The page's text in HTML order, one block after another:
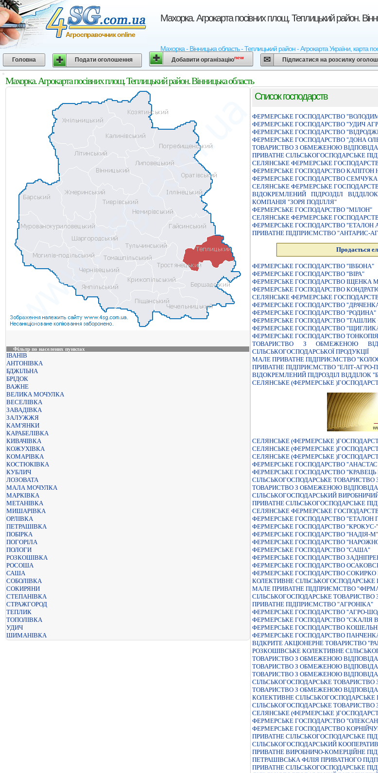
Махорка. Агрокарта посівних площ. Теплицький район.
Махорка - Вінницька область - Теплицький район - Агрокарта України, карта
Агросправочник online
Головна Подати оголошення Добавити організаціюnew Підписатися на розсилку
Махорка. Агрокарта посівних площ. Теплицький район. Вінницька область
Фільтр по населених пунктах
ІВАНІВ
АНТОНІВКА
БДЖІЛЬНА
БРІДОК
ВАЖНЕ
ВЕЛИКА МОЧУЛКА
ВЕСЕЛІВКА
ЗАВАДІВКА
ЗАЛУЖЖЯ
КАМ'ЯНКИ
КАРАБЕЛІВКА
КИВАЧІВКА
КОЖУХІВКА
КОМАРІВКА
КОСТЮКІВКА
КУБЛИЧ
ЛОЗОВАТА
МАЛА МОЧУЛКА
МАРКІВКА
МЕТАНІВКА
МИШАРІВКА
ОРЛІВКА
ПЕТРАШІВКА
ПОБІРКА
ПОГОРІЛА
ПОЛОГИ
РОЗКОШІВКА
РОСОША
САША
СОБОЛІВКА
СОКИРЯНИ
СТЕПАНІВКА
СТРАЖГОРОД
ТЕПЛИК
ТОПОЛІВКА
УДИЧ
ШИМАНІВКА
Список господарств
ФЕРМЕРСЬКЕ ГОСПОДАРСТВО
ФЕРМЕРСЬКЕ ГОСПОДАРСТВО "УДИЧ
ФЕРМЕРСЬКЕ ГОСПОДАРСТВО
ФЕРМЕРСЬКЕ ГОСПОДАРСТВО "ДОНА
ТОВАРИСТВО З ОБМЕЖЕНОЮ
ПРИВАТНЕ СIЛЬСЬКОГОСПОДАРСЬКЕ
СЕЛЯНСЬКЕ ФЕРМЕРСЬКЕ
ФЕРМЕРСЬКЕ ГОСПОДАРСТВО КАПIТОН
ФЕРМЕРСЬКЕ ГОСПОДАРСТВО
СЕЛЯНСЬКЕ ФЕРМЕРСЬКЕ
ВIДОКРЕМЛЕНИЙ ПIДРОЗДIЛ
КОМПАНIЯ "ЗОРЯ ПОДIЛЛЯ"
ФЕРМЕРСЬКЕ ГОСПОДАРСТВО "МIЛОН"
СЕЛЯНСЬКЕ ФЕРМЕРСЬКЕ
ФЕРМЕРСЬКЕ ГОСПОДАРСТВО "ЕТАЛОН
ПРИВАТНЕ ПІДПРИЄМСТВО "АНТАРИС-
Продається
ФЕРМЕРСЬКЕ ГОСПОДАРСТВО "ІВБОНА"
ФЕРМЕРСЬКЕ ГОСПОДАРСТВО "ВIРА"
ФЕРМЕРСЬКЕ ГОСПОДАРСТВО IЩЕНКА
ФЕРМЕРСЬКЕ ГОСПОДАРСТВО
СЕЛЯНСЬКЕ ФЕРМЕРСЬКЕ
ФЕРМЕРСЬКЕ ГОСПОДАРСТВО
ФЕРМЕРСЬКЕ ГОСПОДАРСТВО "РОДИНА"
ФЕРМЕРСЬКЕ ГОСПОДАРСТВО "ТАШЛИК
ФЕРМЕРСЬКЕ ГОСПОДАРСТВО
ФЕРМЕРСЬКЕ ГОСПОДАРСТВО
ТОВАРИСТВО З ОБМЕЖЕНОЮ
СIЛЬСЬКОГОСПОДАРСЬКОЇ ПРОДУКЦIЇ
МАЛЕ ПРИВАТНЕ ПIДПРИЄМСТВО
ПРИВАТНЕ ПIДПРИЄМСТВО "ЕЛIТ-АГРО-
ВІДОКРЕМЛЕНИЙ ПІДРОЗДІЛ ВІДДІЛОК
СЕЛЯНСЬКЕ (ФЕРМЕРСЬКЕ
СЕЛЯНСЬКЕ (ФЕРМЕРСЬКЕ
СЕЛЯНСЬКЕ (ФЕРМЕРСЬКЕ
СЕЛЯНСЬКЕ (ФЕРМЕРСЬКЕ
ФЕРМЕРСЬКЕ ГОСПОДАРСТВО
ФЕРМЕРСЬКЕ ГОСПОДАРСТВО
СIЛЬСЬКОГОСПОДАРСЬКЕ
ТОВАРИСТВО З ОБМЕЖЕНОЮ
СIЛЬСЬКОГОСПОДАРСЬКИЙ
ПРИВАТНЕ СIЛЬСЬКОГОСПОДАРСЬКЕ
СЕЛЯНСЬКЕ ФЕРМЕРСЬКЕ
ФЕРМЕРСЬКЕ ГОСПОДАРСТВО "ЕТАЛОН
ФЕРМЕРСЬКЕ ГОСПОДАРСТВО "КРОКУС-"
ФЕРМЕРСЬКЕ ГОСПОДАРСТВО "НАДIЯ-М"
ФЕРМЕРСЬКЕ ГОСПОДАРСТВО
ФЕРМЕРСЬКЕ ГОСПОДАРСТВО "САША"
ФЕРМЕРСЬКЕ ГОСПОДАРСТВО
ФЕРМЕРСЬКЕ ГОСПОДАРСТВО
ФЕРМЕРСЬКЕ ГОСПОДАРСТВО СОКИРКО
КОЛЕКТИВНЕ
МАЛЕ ПРИВАТНЕ ПIДПРИЄМСТВО
СIЛЬСЬКОГОСПОДАРСЬКЕ
ПРИВАТНЕ ПІДПРИЄМСТВО "АГРОНІКА"
ФЕРМЕРСЬКЕ ГОСПОДАРСТВО "АГРО-
ФЕРМЕРСЬКЕ ГОСПОДАРСТВО "СКАЛIЯ
ФЕРМЕРСЬКЕ ГОСПОДАРСТВО
ФЕРМЕРСЬКЕ ГОСПОДАРСТВО
ВIДКРИТЕ АКЦIОНЕРНЕ ТОВАРИСТВО
РОЗКОШІВСЬКЕ КОЛЕКТИВНЕ
ТОВАРИСТВО З ОБМЕЖЕНОЮ
ТОВАРИСТВО З ОБМЕЖЕНОЮ
ТОВАРИСТВО З ОБМЕЖЕНОЮ
СIЛЬСЬКОГОСПОДАРСЬКЕ
ТОВАРИСТВО З ОБМЕЖЕНОЮ
КОЛЕКТИВНЕ
СIЛЬСЬКОГОСПОДАРСЬКЕ
СЕЛЯНСЬКЕ (ФЕРМЕРСЬКЕ
ФЕРМЕРСЬКЕ ГОСПОДАРСТВО
ФЕРМЕРСЬКЕ ГОСПОДАРСТВО
ПРИВАТНЕ СIЛЬСЬКОГОСПОДАРСЬКЕ
СІЛЬСЬКОГОСПОДАРСЬКИЙ КООПЕРАТИВ
ПРИВАТНЕ ВИРОБНИЧО-КОМЕРЦIЙНЕ
ПЕТРАШIВСЬКА ФIЛIЯ ПРИВАТНОГО
ПРИВАТНЕ СIЛЬСЬКОГОСПОДАРСЬКЕ